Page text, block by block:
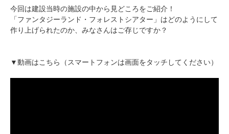
今回は建設当時の施設の中から見どころをご紹介！
「ファンタジーランド・フォレストシアター」はどのようにして
作り上げられたのか、みなさんはご存じですか？
▼動画はこちら（スマートフォンは画面をタッチしてください）